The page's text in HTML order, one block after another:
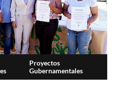
Proyectos
Gubernamentales